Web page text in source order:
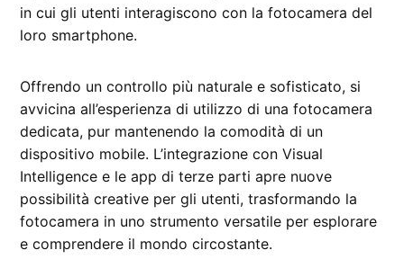
in cui gli utenti interagiscono con la fotocamera del
loro smartphone.
Offrendo un controllo più naturale e sofisticato, si
avvicina all’esperienza di utilizzo di una fotocamera
dedicata, pur mantenendo la comodità di un
dispositivo mobile. L’integrazione con Visual
Intelligence e le app di terze parti apre nuove
possibilità creative per gli utenti, trasformando la
fotocamera in uno strumento versatile per esplorare
e comprendere il mondo circostante.